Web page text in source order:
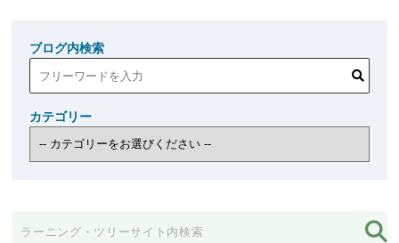
ブログ内検索
カテゴリー